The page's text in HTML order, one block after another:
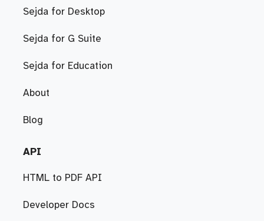
Sejda for Desktop
Sejda for G Suite
Sejda for Education
About
Blog
API
HTML to PDF API
Developer Docs